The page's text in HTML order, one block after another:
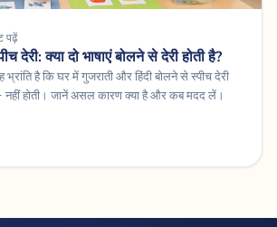
पढ़ें
देरी: क्या दो भाषाएं बोलने से देरी होती है?
भ्रांति है कि घर में गुजराती और हिंदी बोलने से स्पीच देरी
नहीं होती। जानें असल कारण क्या है और कब मदद लें।